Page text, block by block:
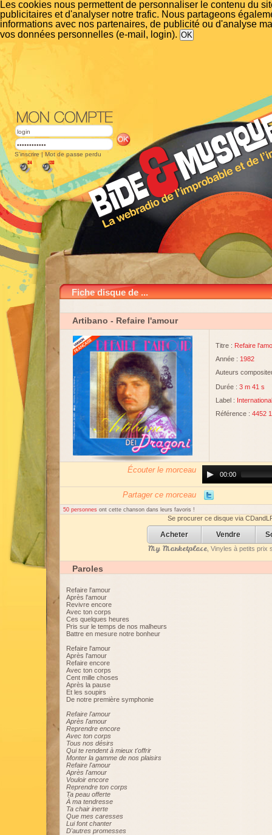
Les cookies nous permettent de personnaliser le contenu du
publicitaires et d'analyser notre trafic. Nous partageons
informations avec nos partenaires, de publicité ou d'analyse
vos données personnelles (e-mail, login).
S'inscrire | Mot de passe perdu
Fiche disque de ...
Artibano - Refaire l'amour
Titre : Refaire
Année : 1982
Auteurs
Durée : 3 m 41 s
Label :
Référence : 4452
Écouter le morceau
Player00:00
Partager ce morceau
50 personnes ont cette chanson dans leurs favoris !
Se procurer ce disque via
Acheter Vendre
My Marketplace, Vinyles à petits prix
Paroles
Refaire l'amour
Après l'amour
Revivre encore
Avec ton corps
Ces quelques heures
Pris sur le temps de nos malheurs
Battre en mesure notre bonheur
Refaire l'amour
Après l'amour
Refaire encore
Avec ton corps
Cent mille choses
Après la pause
Et les soupirs
De notre première symphonie
Refaire l'amour
Après l'amour
Reprendre encore
Avec ton corps
Tous nos désirs
Qui te rendent à mieux t'offrir
Monter la gamme de nos plaisirs
Refaire l'amour
Après l'amour
Vouloir encore
Reprendre ton corps
Ta peau offerte
À ma tendresse
Ta chair inerte
Que mes caresses
Lui font chanter
D'autres promesses